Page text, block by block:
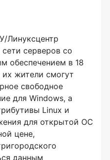
Линуксцентр
серверов со
обеспечением в 18
их жители смогут
свободное
для Windows, а
Linux и
для открытой ОС
цене,
данным